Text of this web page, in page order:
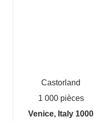
Castorland
1 000 pièces
Venice, Italy 1000